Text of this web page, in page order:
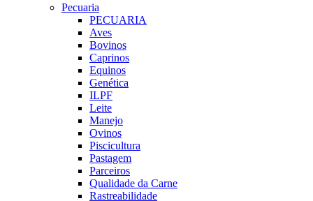
Pecuaria
PECUARIA
Aves
Bovinos
Caprinos
Equinos
Genética
ILPF
Leite
Manejo
Ovinos
Piscicultura
Pastagem
Parceiros
Qualidade da Carne
Rastreabilidade